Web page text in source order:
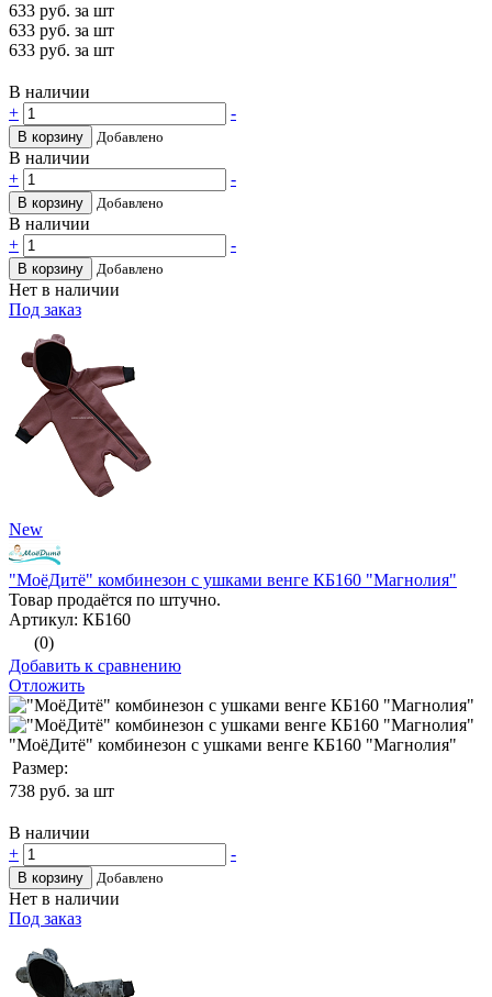
633 руб. за шт
633 руб. за шт
633 руб. за шт
В наличии
+
-
В корзину Добавлено
В наличии
+
-
В корзину Добавлено
В наличии
+
-
В корзину Добавлено
Нет в наличии
Под заказ
New
"МоёДитё" комбинезон с ушками венге КБ160 "Магнолия"
Товар продаётся по штучно.
Артикул: КБ160
(0)
Добавить к сравнению
Отложить
"МоёДитё" комбинезон с ушками венге КБ160 "Магнолия"
Размер:
738 руб. за шт
В наличии
+
-
В корзину Добавлено
Нет в наличии
Под заказ